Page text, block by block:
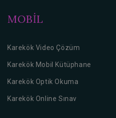
MOBİL
Karekök Video Çözüm
Karekök Mobil Kütüphane
Karekök Optik Okuma
Karekök Online Sınav